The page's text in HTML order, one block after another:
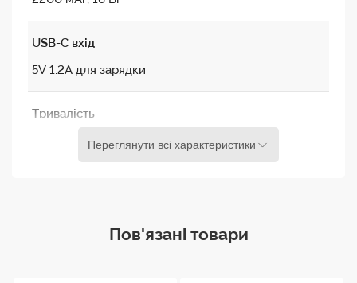
USB-C вхід
5V 1.2A для зарядки
Тривалість
Переглянути всі характеристики
Пов'язані товари